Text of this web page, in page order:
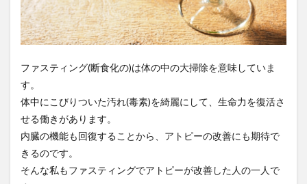
ファスティング(断食化の)は体の中の大掃除を意味していま
す。
体中にこびりついた汚れ(毒素)を綺麗にして、生命力を復活さ
せる働きがあります。
内臓の機能も回復することから、アトピーの改善にも期待で
きるのです。
そんな私もファスティングでアトピーが改善した人の一人で